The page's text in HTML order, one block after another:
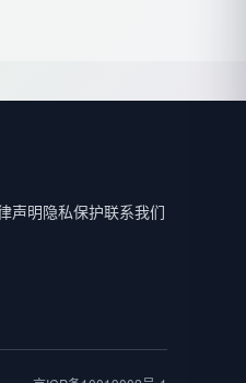
声明隐私保护联系我们